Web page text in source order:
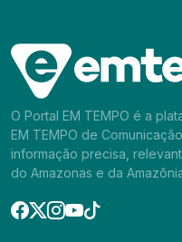
O Portal EM TEMPO é a
EM TEMPO de
informação precisa,
do Amazonas e da